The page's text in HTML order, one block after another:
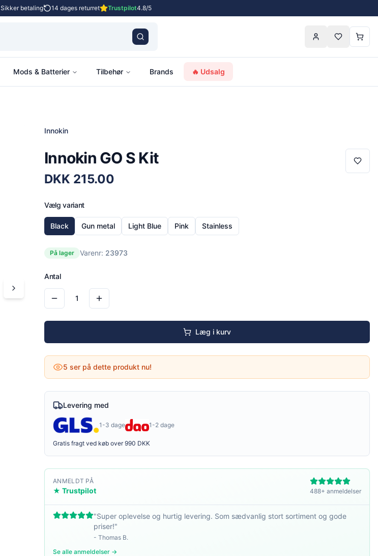
Sikker betaling 14 dages returret Trustpilot4.8/5
Mods & Batterier Tilbehør Brands 🔥 Udsalg
Innokin
Innokin GO S Kit
DKK 215.00
Vælg variant
Black Gun metal Light Blue Pink Stainless
På lager Varenr: 23973
Antal
1
Læg i kurv
5 ser på dette produkt nu!
Levering med
1-3 dage 1-2 dage
Gratis fragt ved køb over 990 DKK
ANMELDT PÅ
★ Trustpilot 488+ anmeldelser
"Super oplevelse og hurtig levering. Som sædvanlig stort sortiment og gode
priser!"
- Thomas B.
Se alle anmeldelser →